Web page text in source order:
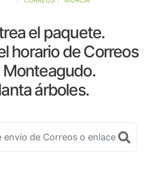
el paquete.
horario de Correos
Monteagudo.
árboles.